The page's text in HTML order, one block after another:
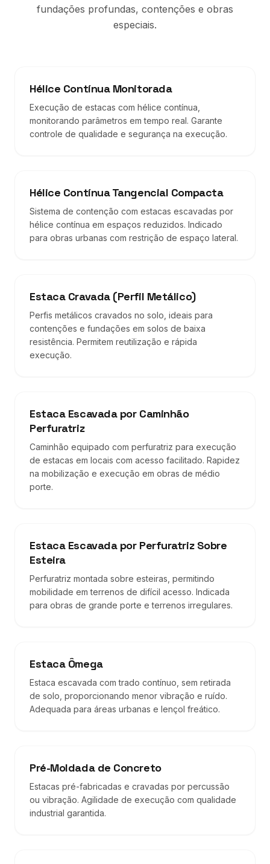
fundações profundas, contenções e obras
especiais.
Hélice Contínua Monitorada
Execução de estacas com hélice contínua,
monitorando parâmetros em tempo real. Garante
controle de qualidade e segurança na execução.
Hélice Contínua Tangencial Compacta
Sistema de contenção com estacas escavadas por
hélice contínua em espaços reduzidos. Indicado
para obras urbanas com restrição de espaço lateral.
Estaca Cravada (Perfil Metálico)
Perfis metálicos cravados no solo, ideais para
contenções e fundações em solos de baixa
resistência. Permitem reutilização e rápida
execução.
Estaca Escavada por Caminhão
Perfuratriz
Caminhão equipado com perfuratriz para execução
de estacas em locais com acesso facilitado. Rapidez
na mobilização e execução em obras de médio
porte.
Estaca Escavada por Perfuratriz Sobre
Esteira
Perfuratriz montada sobre esteiras, permitindo
mobilidade em terrenos de difícil acesso. Indicada
para obras de grande porte e terrenos irregulares.
Estaca Ômega
Estaca escavada com trado contínuo, sem retirada
de solo, proporcionando menor vibração e ruído.
Adequada para áreas urbanas e lençol freático.
Pré-Moldada de Concreto
Estacas pré-fabricadas e cravadas por percussão
ou vibração. Agilidade de execução com qualidade
industrial garantida.